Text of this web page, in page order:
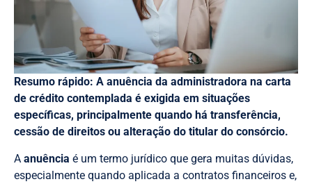
Resumo rápido: A anuência da administradora na carta
de crédito contemplada é exigida em situações
específicas, principalmente quando há transferência,
cessão de direitos ou alteração do titular do consórcio.
A anuência é um termo jurídico que gera muitas dúvidas,
especialmente quando aplicada a contratos financeiros e,